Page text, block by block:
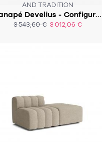
AND TRADITION
Canapé Develius - Configuration A
3 543,60 € 3 012,06 €
SOUS 8 SEMAINES
ACHAT EXPRESS